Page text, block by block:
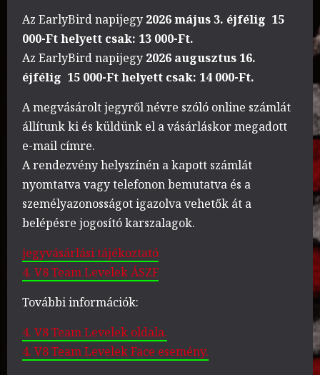
Az EarlyBird napijegy 2026 május 3. éjfélig 15
000-Ft helyett csak: 13 000-Ft.
Az EarlyBird napijegy 2026 augusztus 16.
éjfélig 15 000-Ft helyett csak: 14 000-Ft.
A megvásárolt jegyről névre szóló online számlát
állítunk ki és küldünk el a vásárláskor megadott
e-mail címre.
A rendezvény helyszínén a kapott számlát
nyomtatva vagy telefonon bemutatva és a
személyazonosságot igazolva vehetők át a
belépésre jogosító karszalagok.
jegyvásárlási tájékoztató
4. V8 Team Levelek ÁSZF
További információk:
4. V8 Team Levelek oldala.
4. V8 Team Levelek Face esemény.